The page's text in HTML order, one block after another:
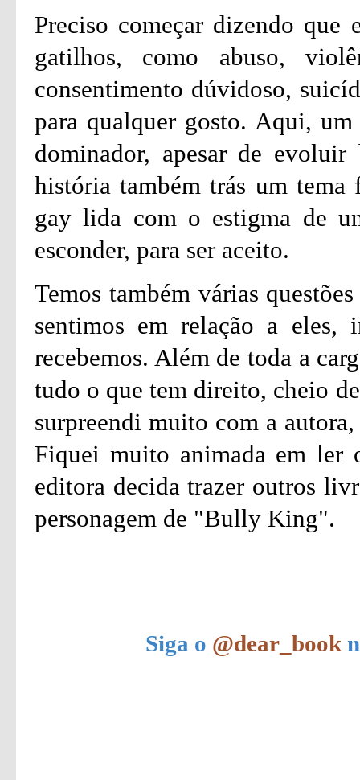
Preciso começar dizendo que
gatilhos, como abuso,
consentimento dúvidoso,
para qualquer gosto. Aqui,
dominador, apesar de
história também trás um
gay lida com o estigma de
esconder, para ser aceito.
Temos também várias
sentimos em relação a eles,
recebemos. Além de toda a
tudo o que tem direito, cheio
surpreendi muito com a
Fiquei muito animada em ler
editora decida trazer outros
personagem de "Bully King".
Siga o @dear_book